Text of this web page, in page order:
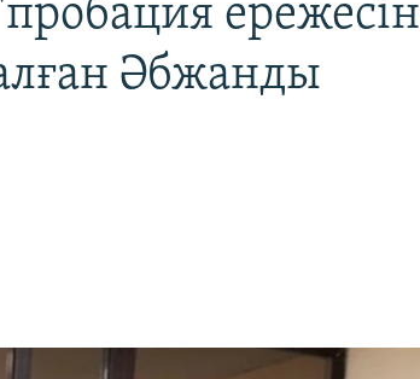
ережесін
Әбжанды